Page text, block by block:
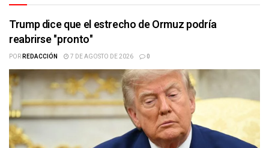
Trump dice que el estrecho de Ormuz podría
reabrirse "pronto"
PORREDACCIÓN 7 DE AGOSTO DE 2026 0